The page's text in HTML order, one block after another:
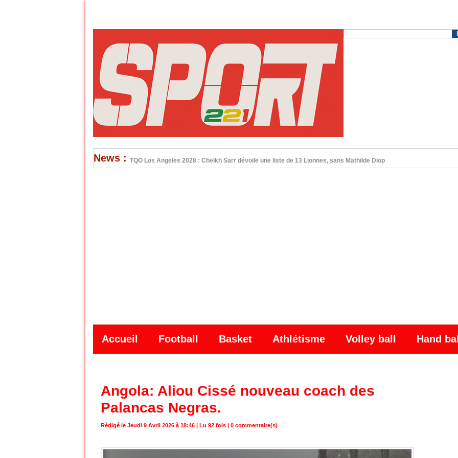
News : TQO Los Angeles 2028 : Cheikh Sarr dévoile une liste de 13 Lionnes, sans Mathilde Diop
Accueil Football Basket Athlétisme Volley ball Hand
Angola: Aliou Cissé nouveau coach des
Palancas Negras.
Rédigé le Jeudi 9 Avril 2026 à 18:46 | Lu 92 fois | 0 commentaire(s)